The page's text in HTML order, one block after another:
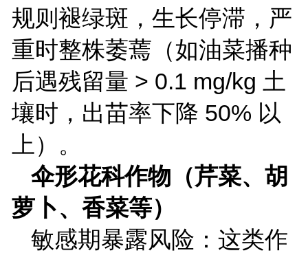
规则褪绿斑，生长停滞，严
重时整株萎蔫（如油菜播种
后遇残留量 > 0.1 mg/kg 土
壤时，出苗率下降 50% 以
上）。
伞形花科作物（芹菜、胡
萝卜、香菜等）
敏感期暴露风险：这类作